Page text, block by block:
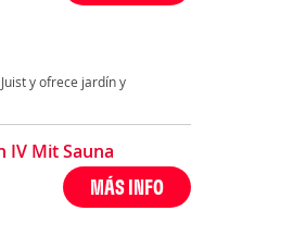
y ofrece jardín y
IV Mit Sauna
MÁS INFO